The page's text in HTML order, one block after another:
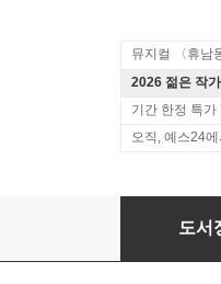
2026 젊은 작가
기간 한정 특가
오직, 예스24
우리의 신
도서